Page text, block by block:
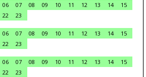
06 07 08 09 10 11 12 13 14
15
22
23
06 07 08 09 10 11 12 13 14
15
22
23
06 07 08 09 10 11 12 13 14
15
22
23